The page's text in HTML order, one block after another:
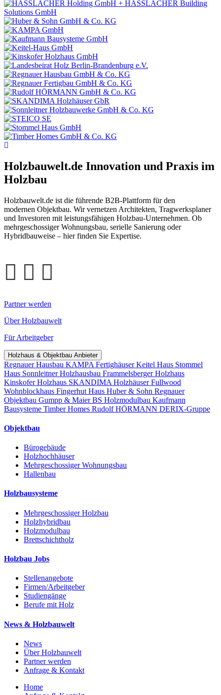
Holzbauwelt.de Innovation und Praxis im
Holzbau
Holzbauwelt.de ist die führende B2B-Plattform für den
modernen Objektbau. Wir vernetzen Architekten, Tragwerksplaner
und Investoren mit leistungsfähigen Holzbau-Unternehmen. Ob
mehrgeschossiger Wohnungsbau, serielle Sanierung oder
Hybridbauweise – hier finden Sie Expertise.
Partner werden
Über Holzbauwelt
Für Arbeitgeber
Holzhaus & Objektbau Anbieter
Regnauer Hausbau KAMPA FertighäuserKeitel Haus Stommel
Haus Sonnleitner Holzhausbau Frammelsberger Holzhaus
Kinskofer Holzhaus SKANDIMA HolzhäuserFullwood
Wohnblockhaus Fingerhut Haus Huber & Sohn Regnauer
Objektbau Gumpp & MaierBS Holzmodulbau Kaufmann
Bausysteme Timber Homes Rudolf HÖRMANN DERIX-Gruppe
Objektbau
Bürogebäude
Holzhochhäuser
Mehrgeschossiger Wohnungsbau
Hallenbau
Holzbausysteme
Mehrgeschossiger Holzbau
Holzhybridbau
Holzmodulbau
Brettschichtholz
Holzbau Jobs
Stellenangebote
Firmen/Arbeitgeber
Studiengänge
Berufe mit Holz
News & Holzbauwelt
News
Über Holzbauwelt
Partner werden
Anfrage & Kontakt
Home